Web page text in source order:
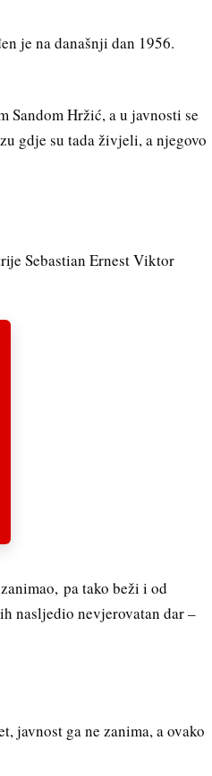
je na današnji dan 1956.
Sandom Hržić, a u javnosti se
gdje su tada živjeli, a njegovo
Sebastian Ernest Viktor
pa tako beži i od
nasljedio nevjerovatan dar –
javnost ga ne zanima, a ovako